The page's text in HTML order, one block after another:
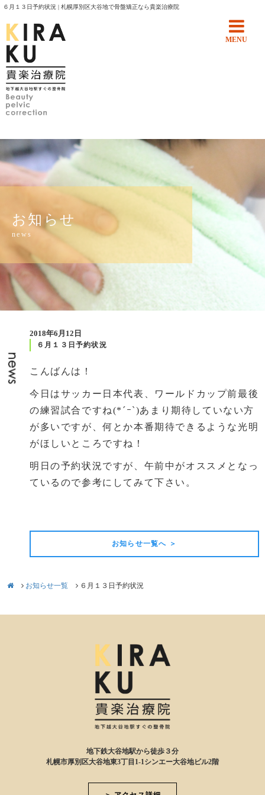
６月１３日予約状況 | 札幌厚別区大谷地で骨盤矯正なら貴楽治療院
MENU
お知らせ
news
2018年6月12日
６月１３日予約状況
こんばんは！
今日はサッカー日本代表、ワールドカップ前最後
の練習試合ですね(*´ｰ`)あまり期待していない方
が多いですが、何とか本番期待できるような光明
がほしいところですね！
明日の予約状況ですが、午前中がオススメとなっ
ているので参考にしてみて下さい。
お知らせ一覧へ ＞
お知らせ一覧 ６月１３日予約状況
地下鉄大谷地駅から徒歩３分
札幌市厚別区大谷地東3丁目1-1シンエー大谷地ビル2階